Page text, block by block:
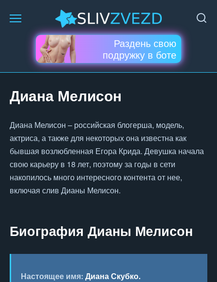
содержанию
Раздень свою
подружку в боте
Диана Мелисон
Диана Мелисон – российская блогерша, модель,
актриса, а также для некоторых она известна как
бывшая возлюбленная Егора Крида. Девушка начала
свою карьеру в 18 лет, поэтому за годы в сети
накопилось много интересного контента от нее,
включая слив Дианы Мелисон.
Биография Дианы Мелисон
Настоящее имя: Диана Скубко.